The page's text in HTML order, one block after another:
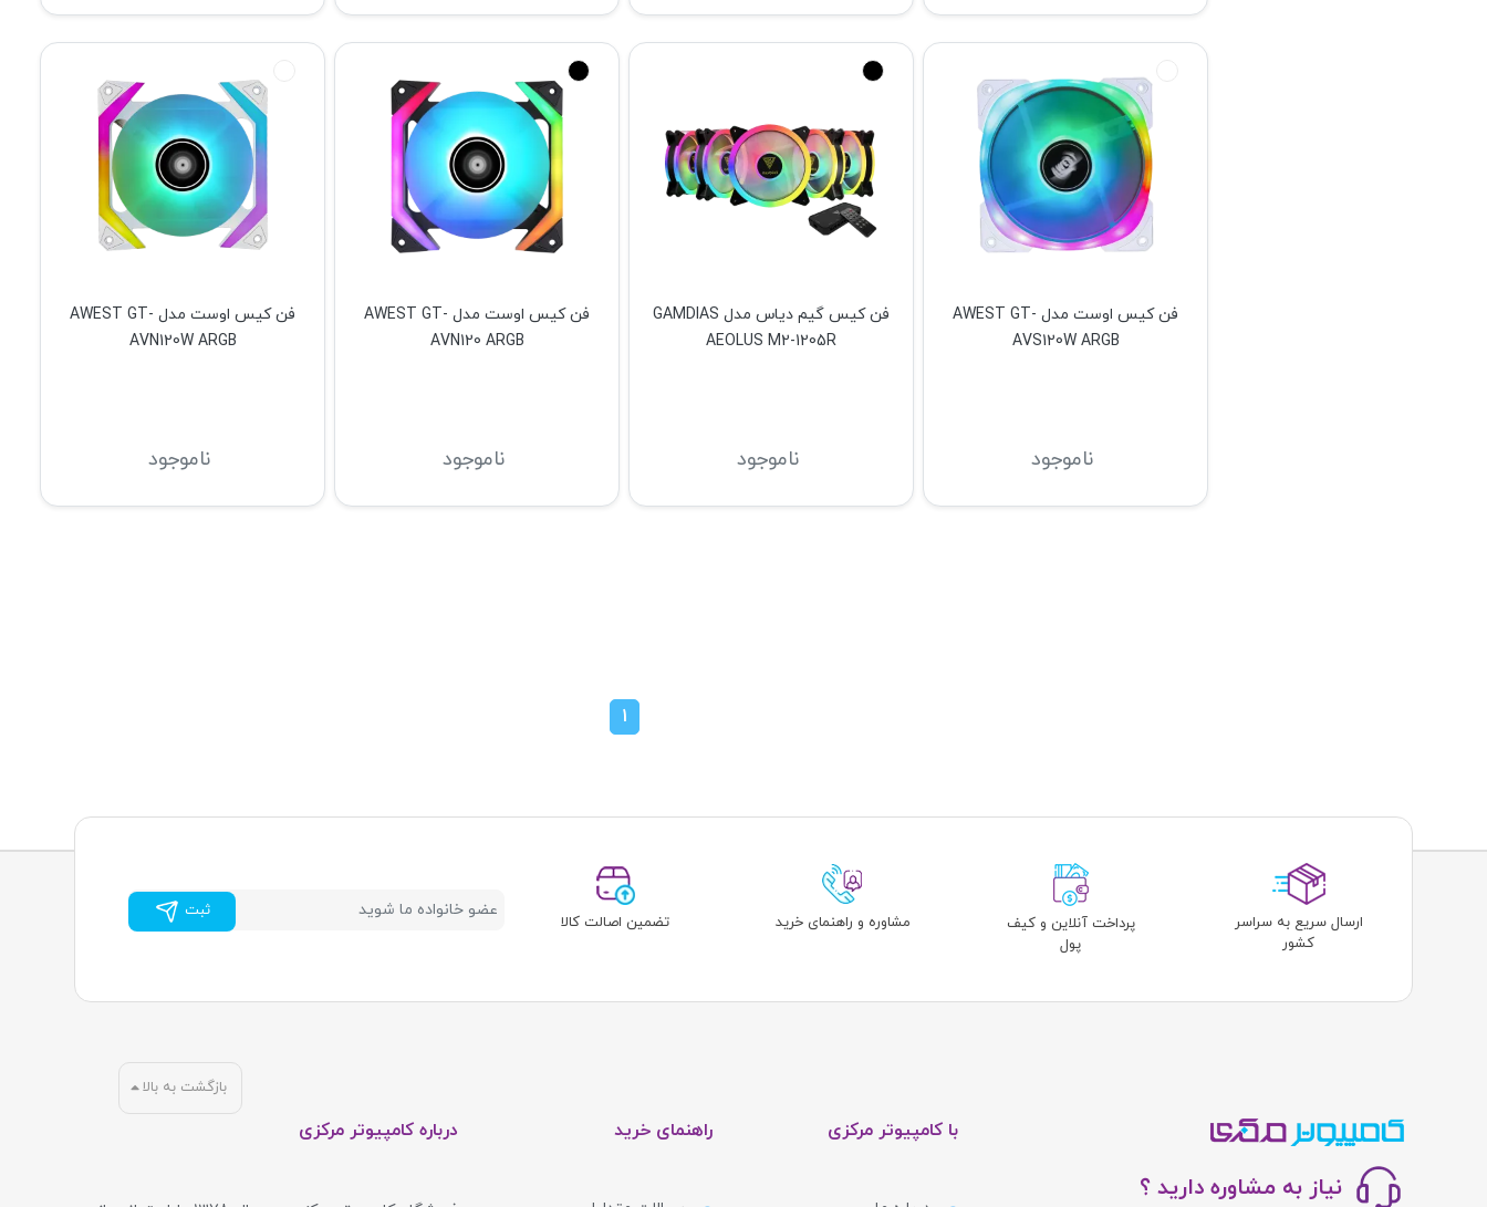
فن کیس اوست مدل AWEST GT-
AVS120W ARGB
ناموجود
فن کیس گیم دیاس مدل GAMDIAS
AEOLUS M2-1205R
ناموجود
فن کیس اوست مدل AWEST GT-
AVN120 ARGB
ناموجود
فن کیس اوست مدل AWEST GT-
AVN120W ARGB
ناموجود
1
ارسال سریع به سراسر
کشور
پرداخت آنلاین و کیف
پول
مشاوره و راهنمای خرید تضمین اصالت کالا
ثبت
نیاز به مشاوره دارید ؟
با کامپیوتر مرکزی راهنمای خرید
بازگشت به بالا
درباره کامپیوتر مرکزی